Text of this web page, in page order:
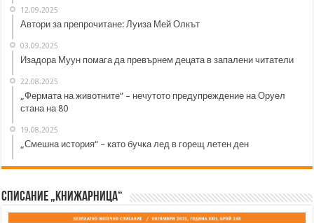
12.09.2025
Автори за препрочитане: Луиза Мей Олкът
03.09.2025
Изадора Муун помага да превърнем децата в запалени читатели
22.08.2025
„Фермата на животните“ – нечутото предупреждение на Оруел
стана на 80
19.08.2025
„Смешна история“ – като бучка лед в горещ летен ден
Списание „Книжарница“